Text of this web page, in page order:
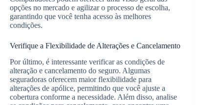
opções no mercado e agilizar o processo de escolha,
garantindo que você tenha acesso às melhores
condições.
Verifique a Flexibilidade de Alterações e Cancelamento
Por último, é interessante verificar as condições de
alteração e cancelamento do seguro. Algumas
seguradoras oferecem maior flexibilidade para
alterações de apólice, permitindo que você ajuste a
cobertura conforme a necessidade. Além disso, analise